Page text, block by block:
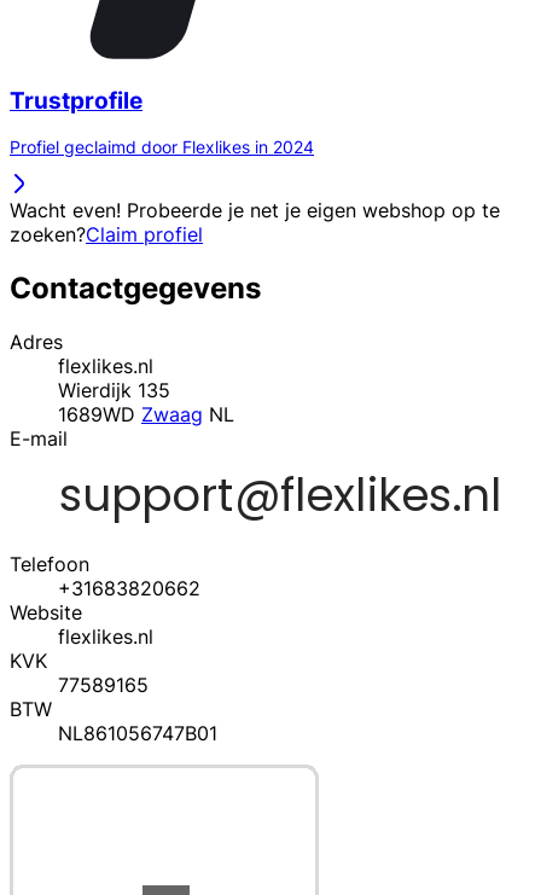
Trustprofile
Profiel geclaimd door Flexlikes in 2024
Wacht even! Probeerde je net je eigen webshop op te
zoeken?Claim profiel
Contactgegevens
Adres
flexlikes.nl
Wierdijk 135
1689WD Zwaag NL
E-mail
Telefoon
+31683820662
Website
flexlikes.nl
KVK
77589165
BTW
NL861056747B01